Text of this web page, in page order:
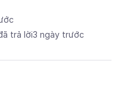
trả lời3 ngày trước